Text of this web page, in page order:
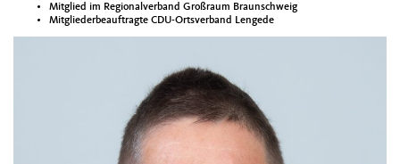
Mitglied im Regionalverband Großraum Braunschweig
Mitgliederbeauftragte CDU-Ortsverband Lengede